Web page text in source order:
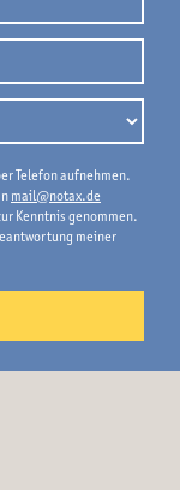
Telefon aufnehmen.
mail@notax.de
Kenntnis genommen.
meiner